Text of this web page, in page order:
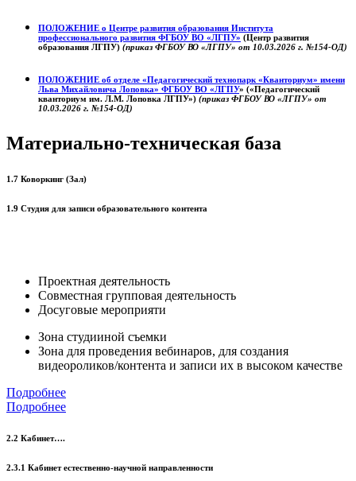
ПОЛОЖЕНИЕ о Центре развития образования Института
профессионального развития ФГБОУ ВО «ЛГПУ» (Центр развития
образования ЛГПУ) (приказ ФГБОУ ВО «ЛГПУ» от 10.03.2026 г. №154-ОД)
ПОЛОЖЕНИЕ об отделе «Педагогический технопарк «Кванториум» имени
Льва Михайловича Лоповка» ФГБОУ ВО «ЛГПУ» («Педагогический
кванториум им. Л.М. Лоповка ЛГПУ») (приказ ФГБОУ ВО «ЛГПУ» от
10.03.2026 г. №154-ОД)
Материально-техническая база
1.7 Коворкинг (Зал)
1.9 Студия для записи образовательного контента
Проектная деятельность
Совместная групповая деятельность
Досуговые мероприяти
Зона студииной съемки
Зона для проведения вебинаров, для создания
видеороликов/контента и записи их в высоком качестве
Подробнее
Подробнее
2.2 Кабинет….
2.3.1 Кабинет естественно-научной направленности